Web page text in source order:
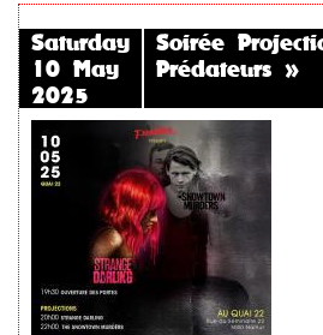
Saturday
10 May
2025
Soirée
Prédateurs »